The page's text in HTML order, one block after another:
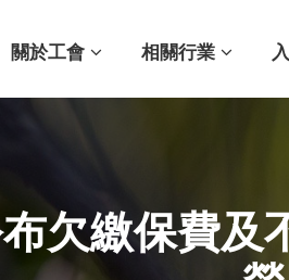
關於工會 相關行業
欠繳保費及